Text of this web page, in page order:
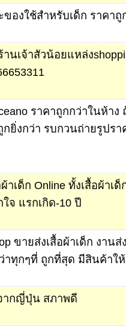
ของใช้สำหรับเด็ก ราคาถู
นเจ้าสัวน้อยแหล่ง
ราคาถูกกว่าในห้าง
กยิ่งกว่า รบกวนถ่ายรูปรา
าเด็ก Online ทั้งเสื้อผ้าเ
จ แรกเกิด-10 ปี
ขายส่งเสื้อผ้าเด็ก งาน
าทุกๆที่ ถูกที่สุด มีสินค้าใ
ากญี่ปุ่น สภาพดี